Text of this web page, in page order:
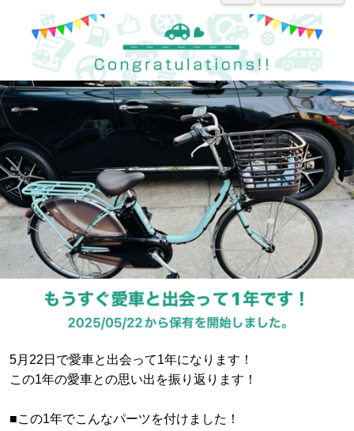
5月22日で愛車と出会って1年になります！
この1年の愛車との思い出を振り返ります！
■この1年でこんなパーツを付けました！